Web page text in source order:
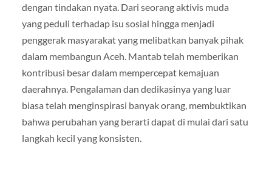
dengan tindakan nyata. Dari seorang aktivis muda
yang peduli terhadap isu sosial hingga menjadi
penggerak masyarakat yang melibatkan banyak pihak
dalam membangun Aceh. Mantab telah memberikan
kontribusi besar dalam mempercepat kemajuan
daerahnya. Pengalaman dan dedikasinya yang luar
biasa telah menginspirasi banyak orang, membuktikan
bahwa perubahan yang berarti dapat di mulai dari satu
langkah kecil yang konsisten.